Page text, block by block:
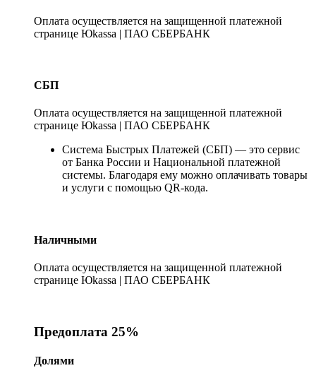
Оплата осуществляется на защищенной платежной
странице Юkassa | ПАО СБЕРБАНК
СБП
Оплата осуществляется на защищенной платежной
странице Юkassa | ПАО СБЕРБАНК
Система Быстрых Платежей (СБП) — это сервис
от Банка России и Национальной платежной
системы. Благодаря ему можно оплачивать товары
и услуги с помощью QR-кода.
Наличными
Оплата осуществляется на защищенной платежной
странице Юkassa | ПАО СБЕРБАНК
Предоплата 25%
Долями